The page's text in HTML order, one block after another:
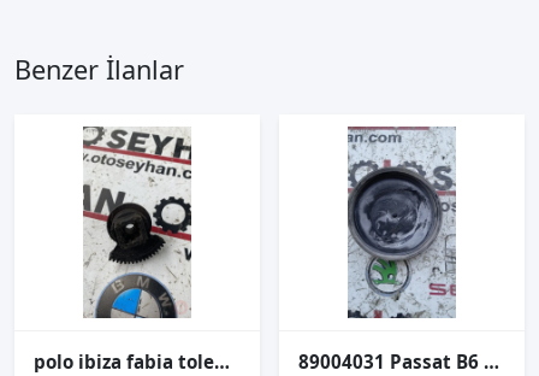
Benzer İlanlar
polo ibiza fabia toledo rapid 1.4 tdi cus egr valfi dişlisi 89004031 Passat B6 far kapağı küçük